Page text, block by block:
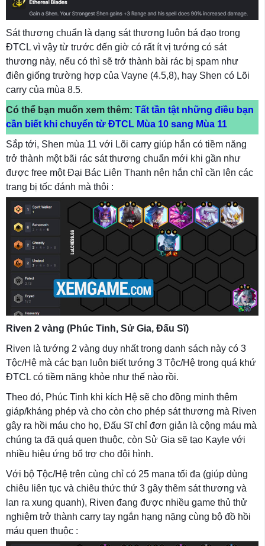
Sát thương chuẩn là dạng sát thương luôn bá đạo trong
ĐTCL vì vậy từ trước đến giờ có rất ít vị tướng có sát
thương này, nếu có thì sẽ trở thành bài rác bị spam như
điên giống trường hợp của Vayne (4.5,8), hay Shen có Lõi
carry của mùa 8.5.
Có thể bạn muốn xem thêm: Tất tần tật những điều bạn
cần biết khi chuyển từ ĐTCL Mùa 10 sang Mùa 11
Sắp tới, Shen mùa 11 với Lõi carry giúp hắn có tiềm năng
trở thành một bãi rác sát thương chuẩn mới khi gần như
được free một Đại Bác Liên Thanh nên hắn chỉ cần lên các
trang bị tốc đánh mà thôi :
Riven 2 vàng (Phúc Tinh, Sử Gia, Đấu Sĩ)
Riven là tướng 2 vàng duy nhất trong danh sách này có 3
Tộc/Hệ mà các bạn luôn biết tướng 3 Tộc/Hệ trong quá khứ
ĐTCL có tiềm năng khỏe như thế nào rồi.
Theo đó, Phúc Tinh khi kích Hệ sẽ cho đồng minh thêm
giáp/kháng phép và cho còn cho phép sát thương mà Riven
gây ra hồi máu cho họ, Đấu Sĩ chỉ đơn giản là cộng máu mà
chúng ta đã quá quen thuộc, còn Sử Gia sẽ tạo Kayle với
nhiều hiệu ứng bổ trợ cho đội hình.
Với bộ Tộc/Hệ trên cùng chỉ có 25 mana tối đa (giúp dùng
chiêu liên tục và chiêu thức thứ 3 gây thêm sát thương và
lan ra xung quanh), Riven đang được nhiều game thủ thử
nghiệm trở thành carry tay ngắn hạng nặng cùng bộ đồ hồi
máu quen thuộc :